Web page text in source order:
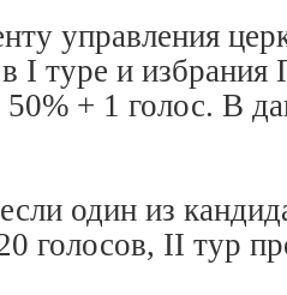
управления
I туре и избрания
50% + 1 голос. В
один из
голосов, II тур